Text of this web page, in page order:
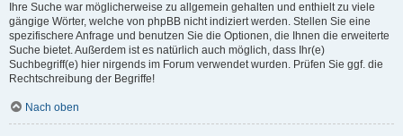
Ihre Suche war möglicherweise zu allgemein gehalten und enthielt zu viele
gängige Wörter, welche von phpBB nicht indiziert werden. Stellen Sie eine
spezifischere Anfrage und benutzen Sie die Optionen, die Ihnen die erweiterte
Suche bietet. Außerdem ist es natürlich auch möglich, dass Ihr(e)
Suchbegriff(e) hier nirgends im Forum verwendet wurden. Prüfen Sie ggf. die
Rechtschreibung der Begriffe!
Nach oben